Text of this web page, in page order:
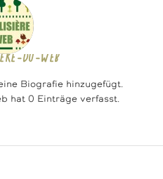
DU-WEB
Biografie hinzugefügt.
hat 0 Einträge verfasst.